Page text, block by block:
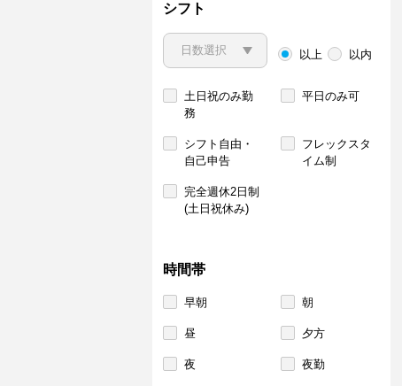
シフト
以上 以内
土日祝のみ勤
務
平日のみ可
シフト自由・
自己申告
フレックスタ
イム制
完全週休2日制
(土日祝休み)
時間帯
早朝 朝
昼 夕方
夜 夜勤